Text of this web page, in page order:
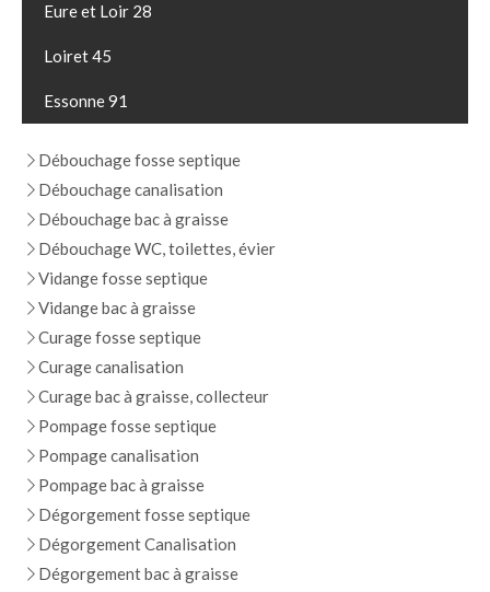
Eure et Loir 28
Loiret 45
Essonne 91
Débouchage fosse septique
Débouchage canalisation
Débouchage bac à graisse
Débouchage WC, toilettes, évier
Vidange fosse septique
Vidange bac à graisse
Curage fosse septique
Curage canalisation
Curage bac à graisse, collecteur
Pompage fosse septique
Pompage canalisation
Pompage bac à graisse
Dégorgement fosse septique
Dégorgement Canalisation
Dégorgement bac à graisse